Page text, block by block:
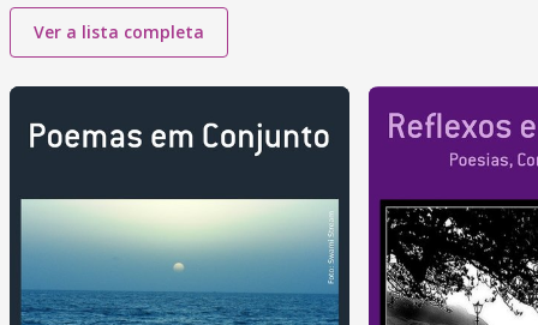
Ver a lista completa